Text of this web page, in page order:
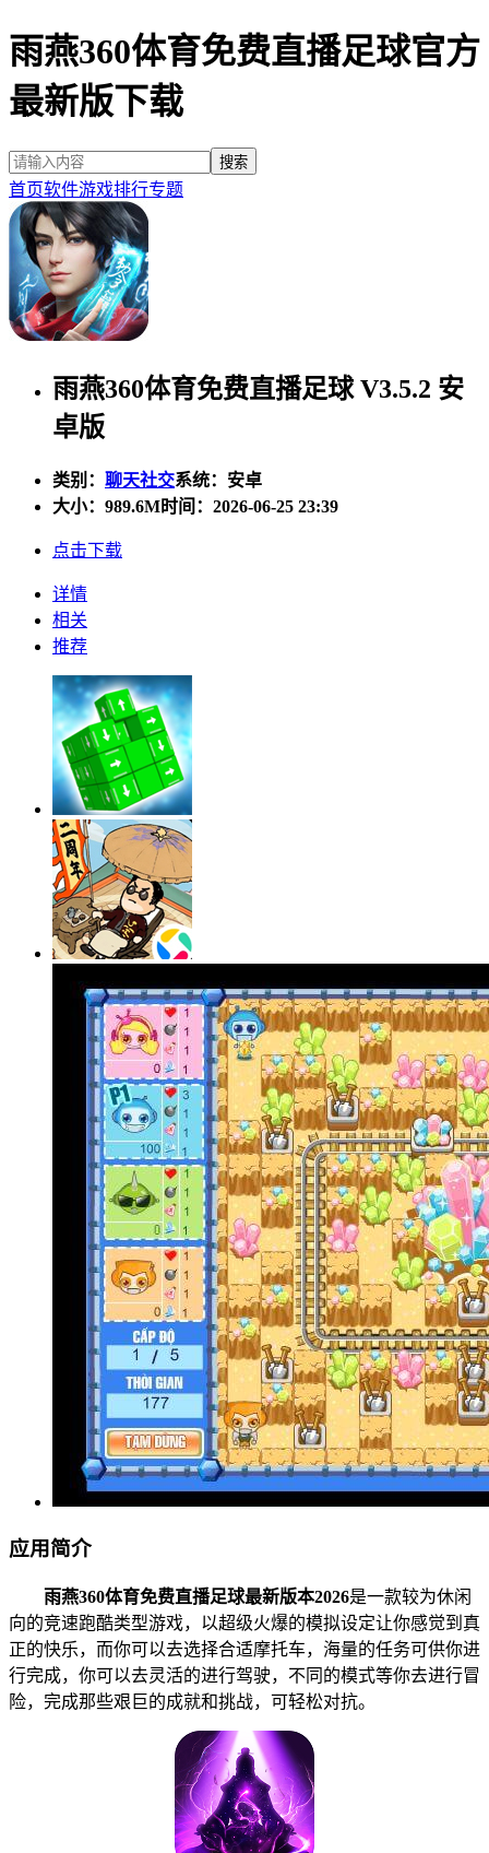
雨燕360体育免费直播足球官方
最新版下载
首页软件游戏排行专题
雨燕360体育免费直播足球 V3.5.2 安
卓版
类别： 聊天社交系统：安卓
大小： 989.6M时间：2026-06-25 23:39
点击下载
详情
相关
推荐
应用简介
雨燕360体育免费直播足球最新版本2026是一款较为休闲
向的竞速跑酷类型游戏，以超级火爆的模拟设定让你感觉到真
正的快乐，而你可以去选择合适摩托车，海量的任务可供你进
行完成，你可以去灵活的进行驾驶，不同的模式等你去进行冒
险，完成那些艰巨的成就和挑战，可轻松对抗。